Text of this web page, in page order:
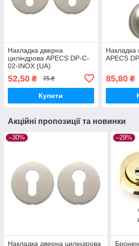
Накладка дверна
циліндрова APECS DP-C-
02-INOX (UA)
52,50 ₴ 75 ₴
Купити
Накладка
APECS
85,80₴
Акційні пропозиції та новинки
–30%
Накладка дверна циліндрова
–29%